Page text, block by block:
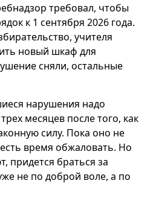
требовал, чтобы
к 1 сентября 2026 года.
учителя
новый шкаф для
сняли, остальные
нарушения надо
месяцев после того, как
силу. Пока оно не
время обжаловать. Но
придется браться за
не по доброй воле, а по